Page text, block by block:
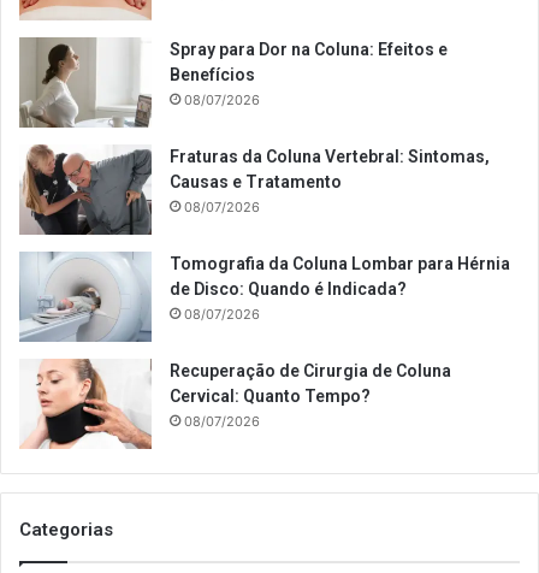
Spray para Dor na Coluna: Efeitos e
Benefícios
08/07/2026
Fraturas da Coluna Vertebral: Sintomas,
Causas e Tratamento
08/07/2026
Tomografia da Coluna Lombar para Hérnia
de Disco: Quando é Indicada?
08/07/2026
Recuperação de Cirurgia de Coluna
Cervical: Quanto Tempo?
08/07/2026
Categorias